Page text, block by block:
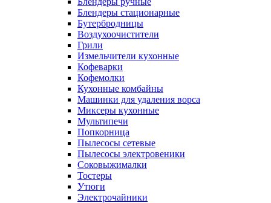
Блендеры стационарные
Бутербродницы
Воздухоочистители
Грили
Измельчители кухонные
Кофеварки
Кофемолки
Кухонные комбайны
Машинки для удаления ворса
Миксеры кухонные
Мультипечи
Попкорница
Пылесосы сетевые
Пылесосы электровеники
Соковыжималки
Тостеры
Утюги
Электрочайники